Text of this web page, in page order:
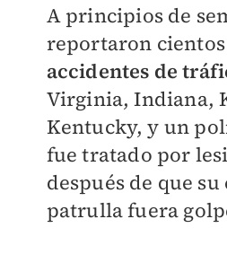
A principios de
reportaron
accidentes de
Virginia, Indiana,
Kentucky, y un
fue tratado por
después de que su
patrulla fuera